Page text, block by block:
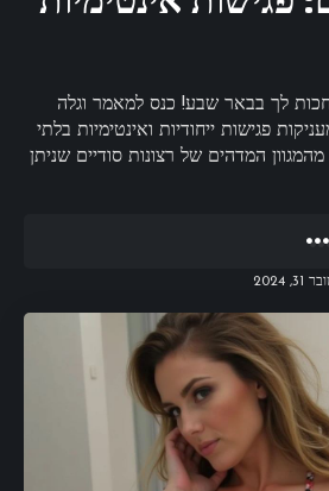
לך בבאר שבע! כנס למאמר וגלה
פגישות ייחודיות ואינטימיות בלתי
המדהים של רצונות סודיים שניתן